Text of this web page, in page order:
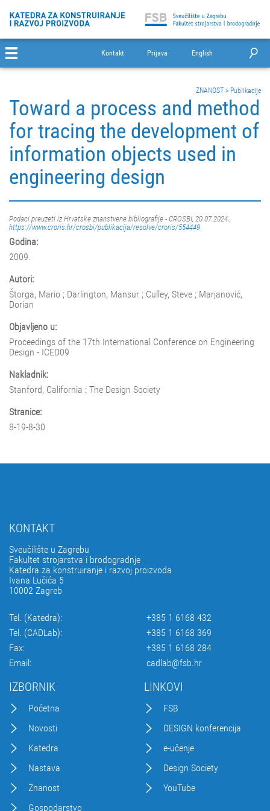
Kontakt Prijava English
ZNANOST > Publikacije
Toward a process and method
for tracing the development of
information objects used in
engineering design
Podaci preuzeti iz Hrvatske znanstvene bibliografije - CROSBI, 20.07.2024.,
https://www.croris.hr/crosbi/publikacija/resolve/croris/554449
Godina:
2009.
Autori:
Štorga, Mario ; Darlington, Mansur ; Culley, Steve ; Marjanović,
Dorian
Objavljeno u:
Proceedings of the 17th International Conference on Engineering
Design - ICED09
Nakladnik:
Stanford, California : The Design Society
Stranice:
8-19-8-30
KONTAKT
Sveučilište u Zagrebu
Fakultet strojarstva i brodogradnje
Katedra za konstruiranje i razvoj proizvoda
Ivana Lučića 5
10002 Zagreb
Tel. (Katedra):
+385 1 6168 432
Tel. (CADLab):
+385 1 6168 369
Fax:
+385 1 6168 284
Email:
cadlab@fsb.hr
IZBORNIK
Početna
Novosti
Katedra
Nastava
Znanost
Gospodarstvo
LINKOVI
FSB
DESIGN konferencija
e-učenje
Design Society
YouTube